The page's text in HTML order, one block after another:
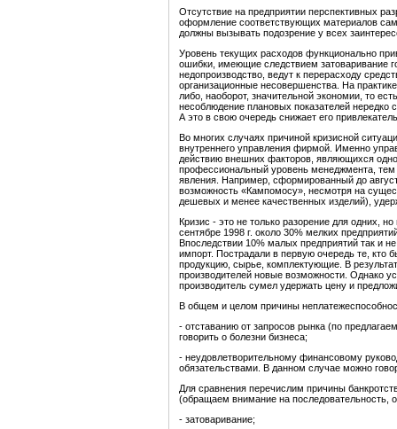
Отсутствие на предприятии перспективных
оформление соответствующих материалов
должны вызывать подозрение у всех
Уровень текущих расходов функционально
ошибки, имеющие следствием затоваривание
недопроизводство, ведут к перерасходу
организационные несовершенства. На
либо, наоборот, значительной экономии, то
несоблюдение плановых показателей нередко
А это в свою очередь снижает его
Во многих случаях причиной кризисной
внутреннего управления фирмой. Именно
действию внешних факторов, являющихся
профессиональный уровень менеджмента,
явления. Например, сформированный до
возможность «Кампомосу», несмотря на
дешевых и менее качественных изделий),
Кризис - это не только разорение для одних,
сентябре 1998 г. около 30% мелких
Впоследствии 10% малых предприятий так и
импорт. Пострадали в первую очередь те, кто
продукцию, сырье, комплектующие. В
производителей новые возможности. Однако
производитель сумел удержать цену и
В общем и целом причины
- отставанию от запросов рынка (по
говорить о болезни бизнеса;
- неудовлетворительному финансовому
обязательствами. В данном случае можно
Для сравнения перечислим причины
(обращаем внимание на последовательность,
- затоваривание;